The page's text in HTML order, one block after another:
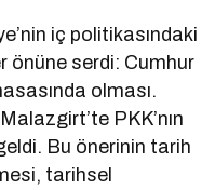
iç politikasındaki
önüne serdi: Cumhur
olması.
PKK’nın
Bu önerinin tarih
tarihsel